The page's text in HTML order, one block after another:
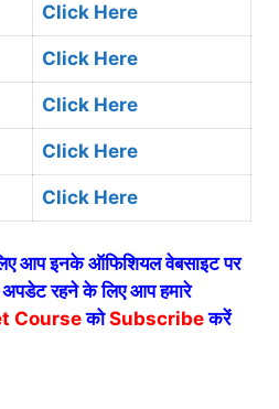
Click Here
Click Here
Click Here
Click Here
Click Here
आप इनके ऑफिशियल वेबसाइट पर
रहने के लिए आप हमारे
CourseकोSubscribeकरें